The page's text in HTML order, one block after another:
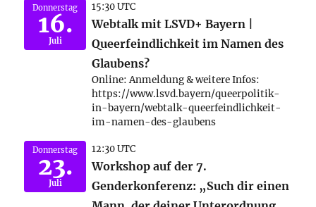
Donnerstag
16.
Juli
15:30 UTC
Webtalk mit LSVD+ Bayern |
Queerfeindlichkeit im Namen des
Glaubens?
Online: Anmeldung & weitere Infos:
https://www.lsvd.bayern/queerpolitik-
in-bayern/webtalk-queerfeindlichkeit-
im-namen-des-glaubens
Donnerstag
23.
Juli
12:30 UTC
Workshop auf der 7.
Genderkonferenz: „Such dir einen